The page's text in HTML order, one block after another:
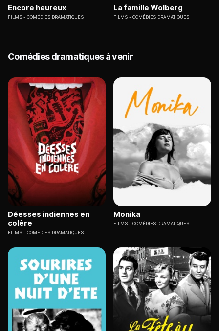
Encore heureux
FILMS COMÉDIES DRAMATIQUES
La famille Wolberg
FILMS COMÉDIES DRAMATIQUES
Comédies dramatiques à venir
Déesses indiennes en
colère
FILMS COMÉDIES DRAMATIQUES
Monika
FILMS COMÉDIES DRAMATIQUES